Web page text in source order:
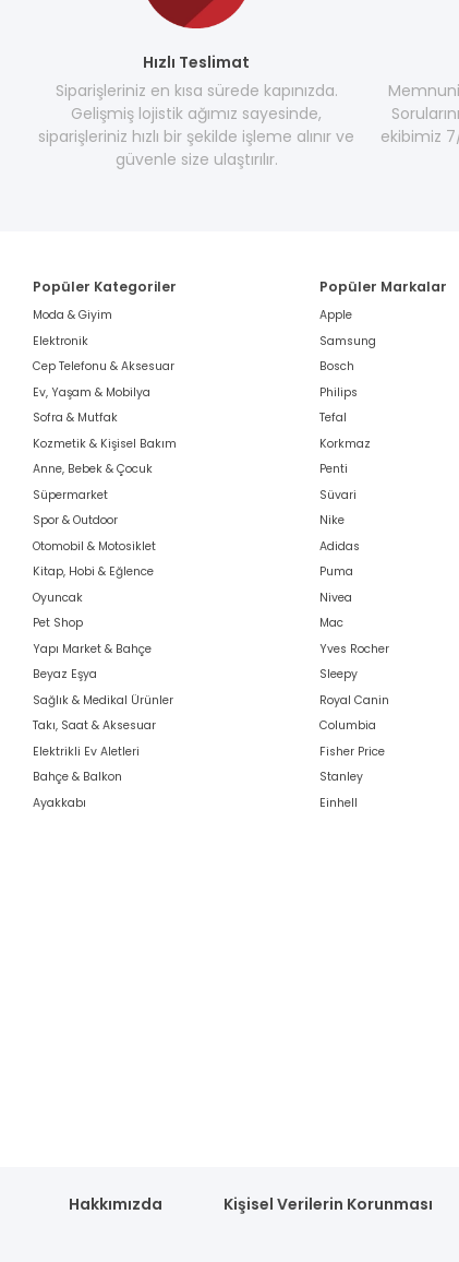
Hızlı Teslimat
Siparişleriniz en kısa sürede kapınızda.
Gelişmiş lojistik ağımız sayesinde,
siparişleriniz hızlı bir şekilde işleme alınır ve
güvenle size ulaştırılır.
ekibimiz
Popüler Kategoriler
Moda & Giyim
Elektronik
Cep Telefonu & Aksesuar
Ev, Yaşam & Mobilya
Sofra & Mutfak
Kozmetik & Kişisel Bakım
Anne, Bebek & Çocuk
Süpermarket
Spor & Outdoor
Otomobil & Motosiklet
Kitap, Hobi & Eğlence
Oyuncak
Pet Shop
Yapı Market & Bahçe
Beyaz Eşya
Sağlık & Medikal Ürünler
Takı, Saat & Aksesuar
Elektrikli Ev Aletleri
Bahçe & Balkon
Ayakkabı
Popüler Markalar
Apple
Samsung
Bosch
Philips
Tefal
Korkmaz
Penti
Süvari
Nike
Adidas
Puma
Nivea
Mac
Yves Rocher
Sleepy
Royal Canin
Columbia
Fisher Price
Stanley
Einhell
Hakkımızda Kişisel Verilerin Korunması